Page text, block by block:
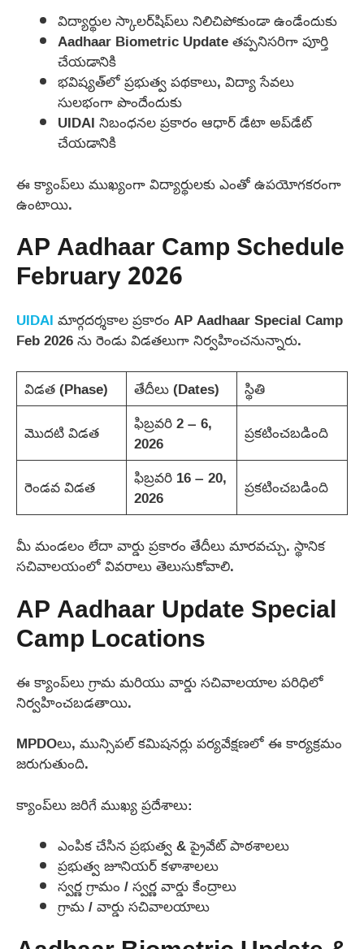
విద్యార్థుల స్కాలర్‌షిప్‌లు నిలిచిపోకుండా ఉండేందుకు
Aadhaar Biometric Update తప్పనిసరిగా పూర్తి
చేయడానికి
భవిష్యత్‌లో ప్రభుత్వ పథకాలు, విద్యా సేవలు
సులభంగా పొందేందుకు
UIDAI నిబంధనల ప్రకారం ఆధార్ డేటా అప్‌డేట్
చేయడానికి
ఈ క్యాంప్‌లు ముఖ్యంగా విద్యార్థులకు ఎంతో ఉపయోగకరంగా
ఉంటాయి.
AP Aadhaar Camp Schedule
February 2026
UIDAIమార్గదర్శకాల ప్రకారం AP Aadhaar Special Camp
Feb 2026 ను రెండు విడతలుగా నిర్వహించనున్నారు.
విడత (Phase)
తేదీలు (Dates)
స్థితి
మొదటి విడత
ఫిబ్రవరి 2 – 6,
2026 ప్రకటించబడింది
రెండవ విడత ఫిబ్రవరి 16 – 20,
2026 ప్రకటించబడింది
మీ మండలం లేదా వార్డు ప్రకారం తేదీలు మారవచ్చు. స్థానిక
సచివాలయంలో వివరాలు తెలుసుకోవాలి.
AP Aadhaar Update Special
Camp Locations
ఈ క్యాంప్‌లు గ్రామ మరియు వార్డు సచివాలయాల పరిధిలో
నిర్వహించబడతాయి.
MPDOలు, మున్సిపల్ కమిషనర్లు పర్యవేక్షణలో ఈ కార్యక్రమం
జరుగుతుంది.
క్యాంప్‌లు జరిగే ముఖ్య ప్రదేశాలు:
ఎంపిక చేసిన ప్రభుత్వ & ప్రైవేట్ పాఠశాలలు
ప్రభుత్వ జూనియర్ కళాశాలలు
స్వర్ణ గ్రామం / స్వర్ణ వార్డు కేంద్రాలు
గ్రామ / వార్డు సచివాలయాలు